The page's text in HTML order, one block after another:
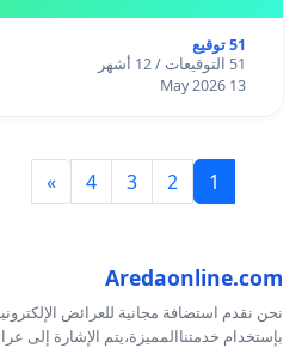
51 توقيع
51 التوقيعات / 12 أشهر
13 May 2026
1
2
3
4
»
Aredaonline.com
نحن نقدم استضافة مجانية للعرائض
بإستخدام خدمتناالمميزة،يتم الإشارة إلى